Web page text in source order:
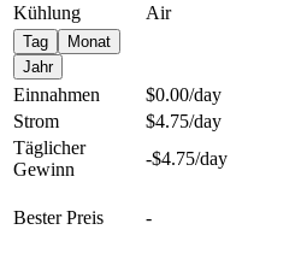
Kühlung
Air
Tag
Monat
Jahr
Einnahmen $0.00/day
Strom
$4.75/day
Täglicher
Gewinn
-$4.75/day
Bester Preis -